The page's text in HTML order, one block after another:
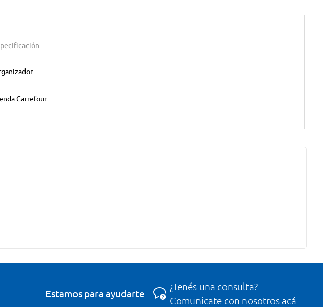
Carrefour
Estamos para ayudarte
¿Tenés una consulta?
Comunicate con nosotros acá